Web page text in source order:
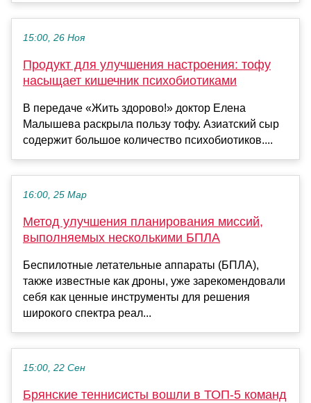
15:00, 26 Ноя
Продукт для улучшения настроения: тофу
насыщает кишечник психобиотиками
В передаче «Жить здорово!» доктор Елена
Малышева раскрыла пользу тофу. Азиатский сыр
содержит большое количество психобиотиков....
16:00, 25 Мар
Метод улучшения планирования миссий,
выполняемых несколькими БПЛА
Беспилотные летательные аппараты (БПЛА),
также известные как дроны, уже зарекомендовали
себя как ценные инструменты для решения
широкого спектра реал...
15:00, 22 Сен
Брянские теннисисты вошли в ТОП-5 команд